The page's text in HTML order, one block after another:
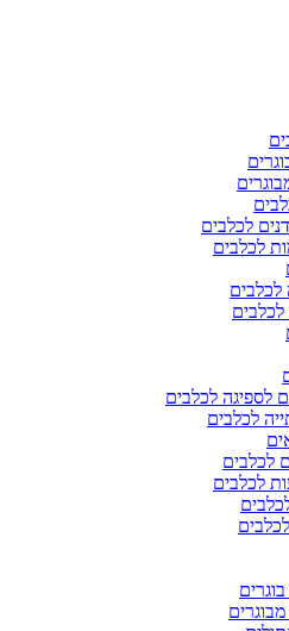
לכלבים
לכלבים
לכלבים
לכלבים
לספיגה לכלבים
לכלבים
לכלבים
לכלבים